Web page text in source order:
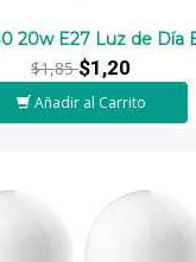
20w E27 Luz de Día
$1,85$1,20
Añadir al Carrito